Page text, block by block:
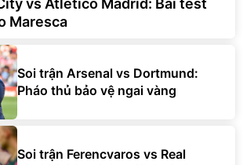
Maresca
Soi trận Arsenal vs Dortmund:
Pháo thủ bảo vệ ngai vàng
Soi trận Ferencvaros vs Real